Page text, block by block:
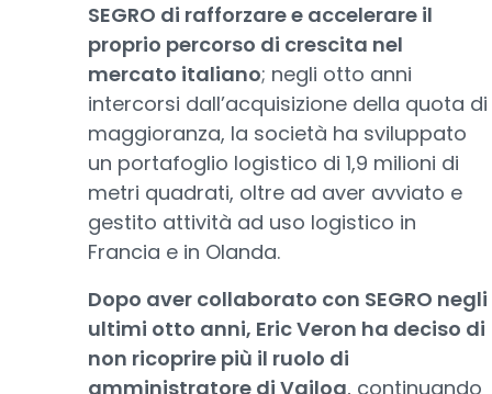
SEGRO di rafforzare e accelerare il
proprio percorso di crescita nel
mercato italiano; negli otto anni
intercorsi dall’acquisizione della quota di
maggioranza, la società ha sviluppato
un portafoglio logistico di 1,9 milioni di
metri quadrati, oltre ad aver avviato e
gestito attività ad uso logistico in
Francia e in Olanda.
Dopo aver collaborato con SEGRO negli
ultimi otto anni, Eric Veron ha deciso di
non ricoprire più il ruolo di
amministratore di Vailog, continuando